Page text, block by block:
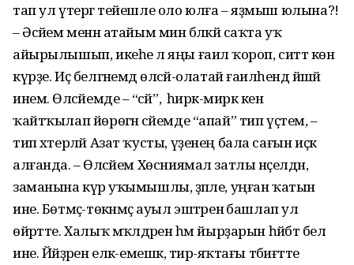
тап ул үтергә тейешле оло юлға – яҙмыш юлына?!
– Әсәйем менән атайым мин бәләкәй саҡта уҡ
айырылышып, икеһе лә яңы ғаилә ҡороп, ситтә көн
күрҙе. Иҫ белгәнемдә өләсәй-олатай ғаиләһендә йәшәй
инем. Өләсәйемде – “әсәй”, ә һирәк-мирәк кенә
ҡайтҡылап йөрөгән әсәйемде “апай” тип үҫтем, –
тип хәтерләй Азат ҡусты, үҙенең бала сағын иҫкә
алғанда. – Өләсәйем Хөсниямал затлы нәҫелдән,
заманына күрә уҡымышлы, әҙәпле, уңған ҡатын
ине. Бөтмәҫ-төкәнмәҫ ауыл эштәренә башлап ул
өйрәтте. Халыҡ мәҡәлдәрен һәм йырҙарын һәйбәт белә
ине. Йәйҙәрен еләк-емешкә, тирә-яҡтағы тәбиғәтте